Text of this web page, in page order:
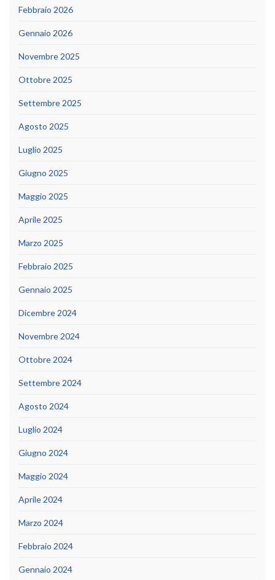
Febbraio 2026
Gennaio 2026
Novembre 2025
Ottobre 2025
Settembre 2025
Agosto 2025
Luglio 2025
Giugno 2025
Maggio 2025
Aprile 2025
Marzo 2025
Febbraio 2025
Gennaio 2025
Dicembre 2024
Novembre 2024
Ottobre 2024
Settembre 2024
Agosto 2024
Luglio 2024
Giugno 2024
Maggio 2024
Aprile 2024
Marzo 2024
Febbraio 2024
Gennaio 2024